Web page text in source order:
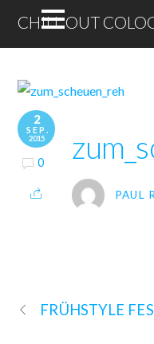
CHILL OUT
2
SEP.
2015
0
PAUL
FRÜHSTYLE